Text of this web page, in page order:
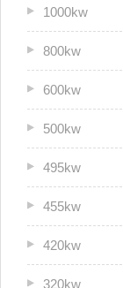
1000kw
800kw
600kw
500kw
495kw
455kw
420kw
320kw